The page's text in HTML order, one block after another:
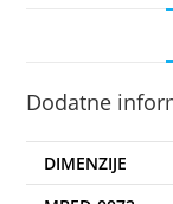
Dodatne
DIMENZIJE